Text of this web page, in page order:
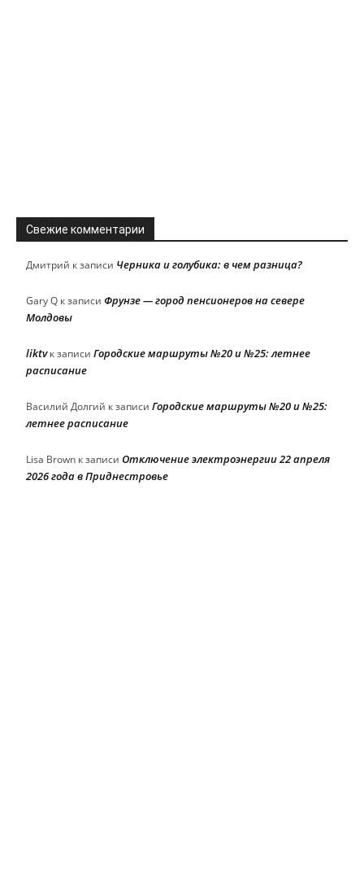
Свежие комментарии
Дмитрий к записи Черника и голубика: в чем разница?
Gary Q к записи Фрунзе — город пенсионеров на севере
Молдовы
liktvк записи Городские маршруты №20 и №25: летнее
расписание
Василий Долгий к записи Городские маршруты №20 и №25:
летнее расписание
Lisa Brown к записи Отключение электроэнергии 22 апреля
2026 года в Приднестровье